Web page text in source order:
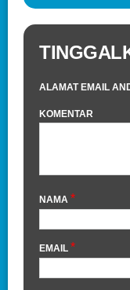
ALAMAT EMAIL
KOMENTAR
NAMA *
EMAIL *